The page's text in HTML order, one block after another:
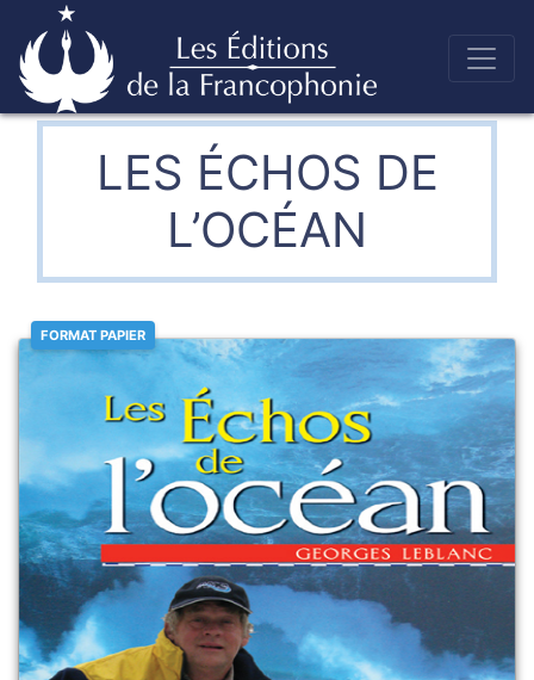
Skip
to Éditions de la francophonie
LES ÉCHOS DE
L’OCÉAN
FORMAT PAPIER